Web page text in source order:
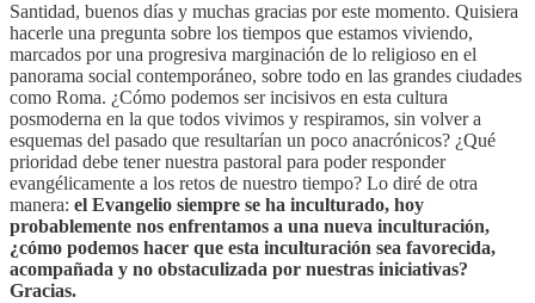
Santidad, buenos días y muchas gracias por este momento. Quisiera
hacerle una pregunta sobre los tiempos que estamos viviendo,
marcados por una progresiva marginación de lo religioso en el
panorama social contemporáneo, sobre todo en las grandes ciudades
como Roma. ¿Cómo podemos ser incisivos en esta cultura
posmoderna en la que todos vivimos y respiramos, sin volver a
esquemas del pasado que resultarían un poco anacrónicos? ¿Qué
prioridad debe tener nuestra pastoral para poder responder
evangélicamente a los retos de nuestro tiempo? Lo diré de otra
manera: el Evangelio siempre se ha inculturado, hoy
probablemente nos enfrentamos a una nueva inculturación,
¿cómo podemos hacer que esta inculturación sea favorecida,
acompañada y no obstaculizada por nuestras iniciativas?
Gracias.